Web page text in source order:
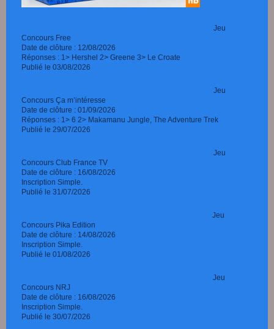
Jeu
Concours Free
Date de clôture : 12/08/2026
Réponses : 1> Hershel 2> Greene 3> Le Croate
Publié le 03/08/2026
Jeu
Concours Ça m’intéresse
Date de clôture : 01/09/2026
Réponses : 1> 6 2> Makamanu Jungle, The Adventure Trek
Publié le 29/07/2026
Jeu
Concours Club France TV
Date de clôture : 16/08/2026
Inscription Simple.
Publié le 31/07/2026
Jeu
Concours Pika Edition
Date de clôture : 14/08/2026
Inscription Simple.
Publié le 01/08/2026
Jeu
Concours NRJ
Date de clôture : 16/08/2026
Inscription Simple.
Publié le 30/07/2026